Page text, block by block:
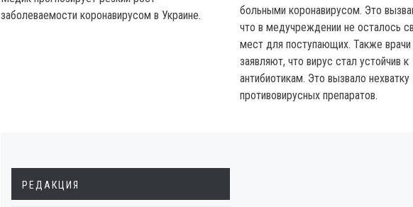
больными коронавирусом. Это
что в медучреждении не осталось
мест для поступающих. Также врачи
заявляют, что вирус стал устойчив к
антибиотикам. Это вызвало нехватку
противовирусных препаратов.
заболеваемости коронавирусом в Украине.
РЕДАКЦИЯ